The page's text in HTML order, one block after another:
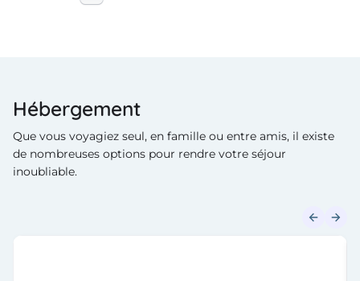
Hébergement
Que vous voyagiez seul, en famille ou entre amis, il existe
de nombreuses options pour rendre votre séjour
inoubliable.